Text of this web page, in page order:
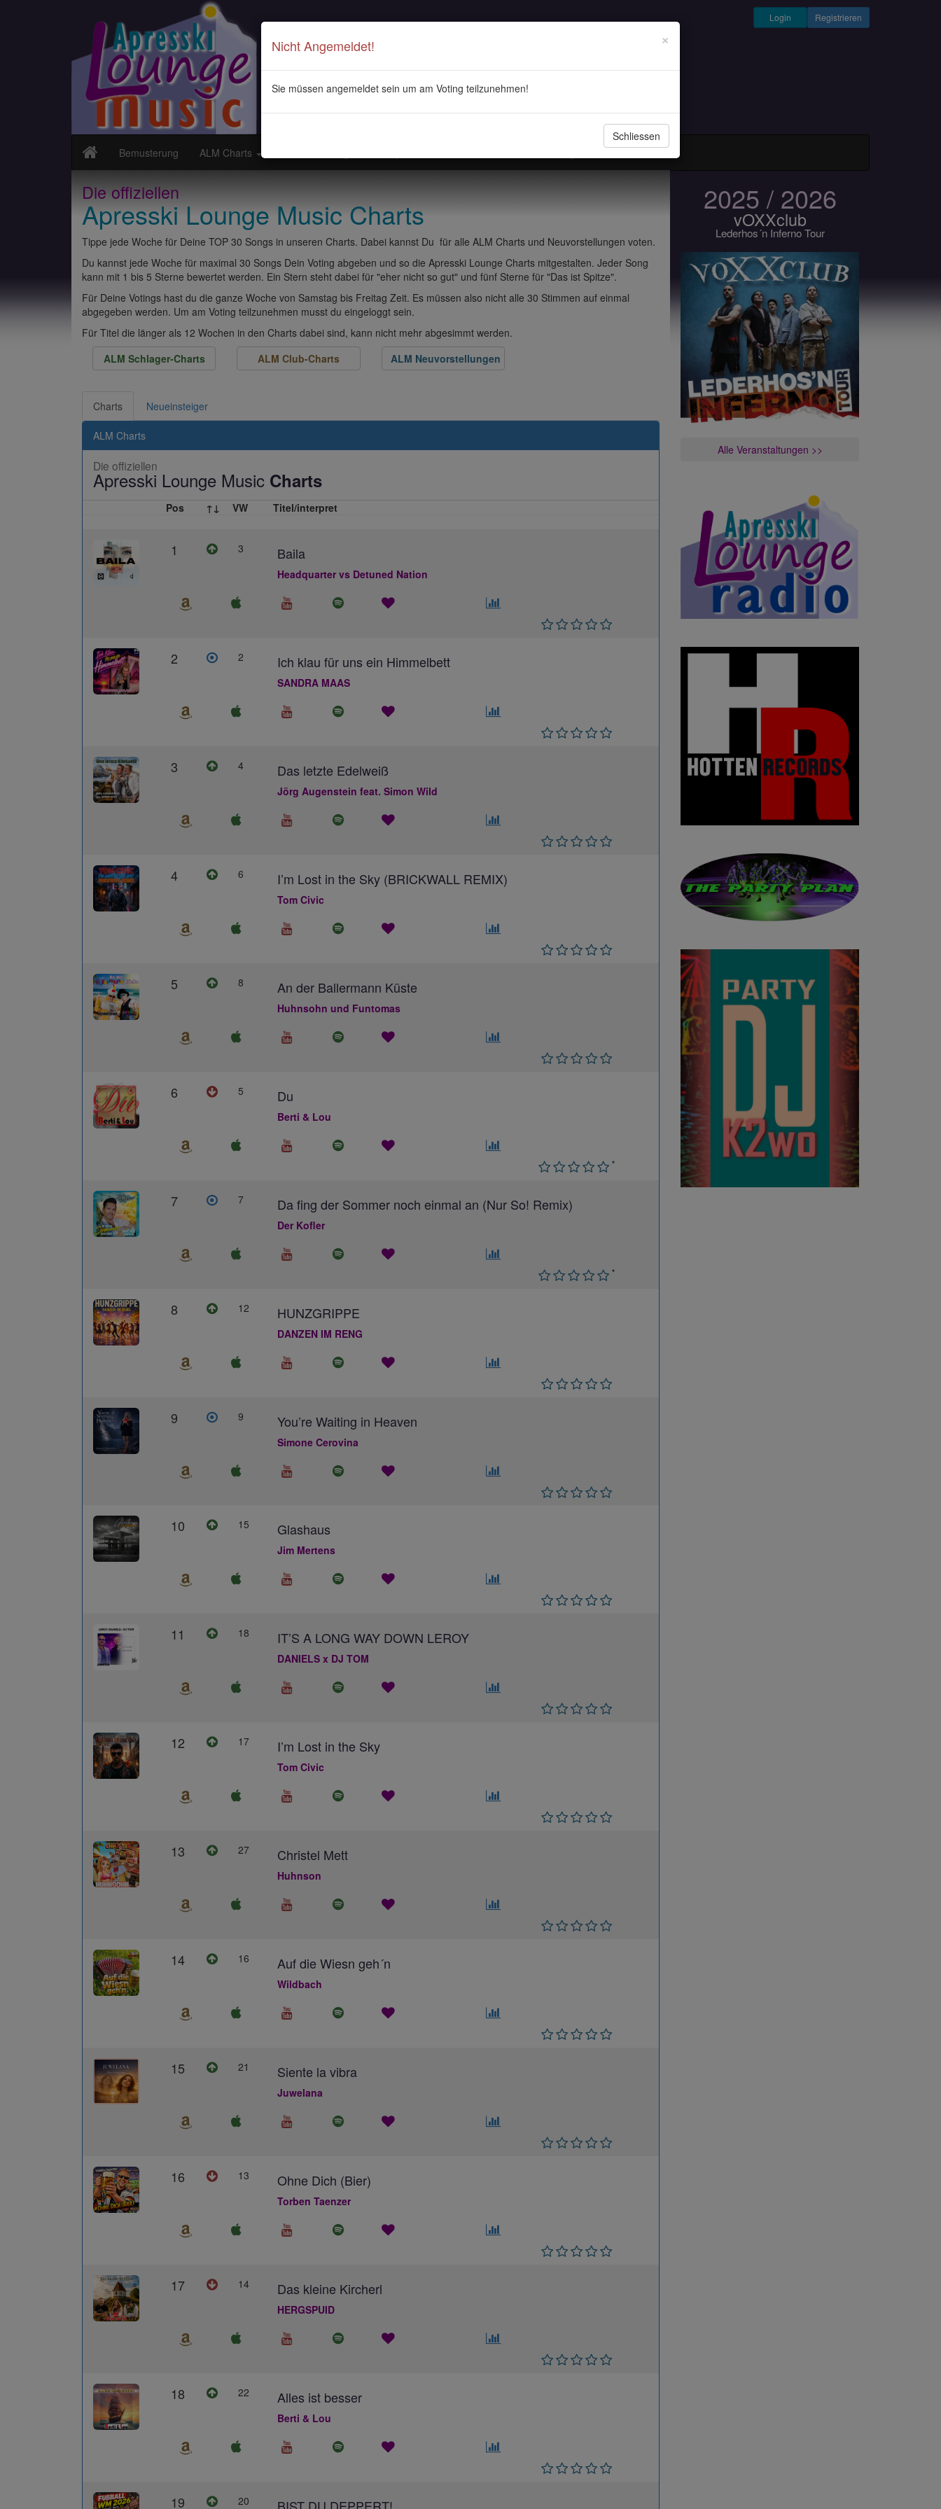
Registrieren
Login
Bemusterung ALM Charts
Die offiziellen
Apresski Lounge Music Charts
Tippe jede Woche für Deine TOP 30 Songs in unseren Charts. Dabei kannst Du für alle ALM Charts und Neuvorstellungen voten.
Du kannst jede Woche für maximal 30 Songs Dein Voting abgeben und so die Apresski Lounge Charts mitgestalten. Jeder Song
kann mit 1 bis 5 Sterne bewertet werden. Ein Stern steht dabei für "eher nicht so gut" und fünf Sterne für "Das ist Spitze".
Für Deine Votings hast du die ganze Woche von Samstag bis Freitag Zeit. Es müssen also nicht alle 30 Stimmen auf einmal
abgegeben werden. Um am Voting teilzunehmen musst du eingeloggt sein.
Für Titel die länger als 12 Wochen in den Charts dabei sind, kann nicht mehr abgesimmt werden.
ALM Schlager-Charts
ALM Club-Charts ALM Neuvorstellungen
×
Nicht Angemeldet!
Sie müssen angemeldet sein um am Voting teilzunehmen!
Schliessen
Charts Neueinsteiger
ALM Charts
Die offiziellen
Apresski Lounge Music Charts
Pos ↑↓ VW Titel/interpret
1 3 Baila
Headquarter vs Detuned Nation
2 2 Ich klau für uns ein Himmelbett
SANDRA MAAS
3 4 Das letzte Edelweiß
Jörg Augenstein feat. Simon Wild
4 6 I’m Lost in the Sky (BRICKWALL REMIX)
Tom Civic
5 8 An der Ballermann Küste
Huhnsohn und Funtomas
6 5 Du
Berti & Lou
*
7 7 Da fing der Sommer noch einmal an (Nur So! Remix)
Der Kofler
*
8 12 HUNZGRIPPE
DANZEN IM RENG
9 9 You’re Waiting in Heaven
Simone Cerovina
10 15 Glashaus
Jim Mertens
11 18 IT’S A LONG WAY DOWN LEROY
DANIELS x DJ TOM
12 17 I’m Lost in the Sky
Tom Civic
13 27 Christel Mett
Huhnson
14 16 Auf die Wiesn geh´n
Wildbach
15 21 Siente la vibra
Juwelana
16 13 Ohne Dich (Bier)
Torben Taenzer
17 14 Das kleine Kircherl
HERGSPUID
18 22 Alles ist besser
Berti & Lou
19 20 BIST DU DEPPERT!
2025 / 2026
vOXXclub
Lederhos´n Inferno Tour
Alle Veranstaltungen >>